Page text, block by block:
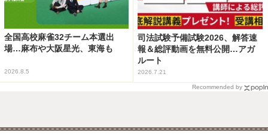
全国高校麻雀32チーム本選出
場…麻布や大阪星光、東海も
2026.8.5
司法試験予備試験2026、解答速
報＆総評動画を無料公開…アガ
ルート
2026.7.21
Recommended by